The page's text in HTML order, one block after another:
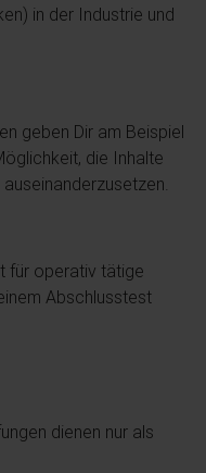
in der Industrie und
geben Dir am Beispiel
die Inhalte
für operativ tätige
Abschlusstest
dienen nur als